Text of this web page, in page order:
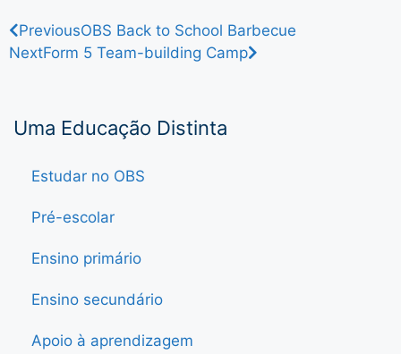
PreviousOBS Back to School Barbecue
NextForm 5 Team-building Camp
Uma Educação Distinta
Estudar no OBS
Pré-escolar
Ensino primário
Ensino secundário
Apoio à aprendizagem